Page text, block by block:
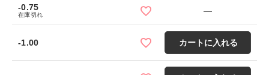
-0.75
在庫切れ —
-1.00 カートに入れる